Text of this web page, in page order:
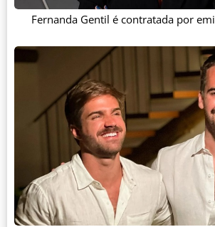
Fernanda Gentil é contratada por